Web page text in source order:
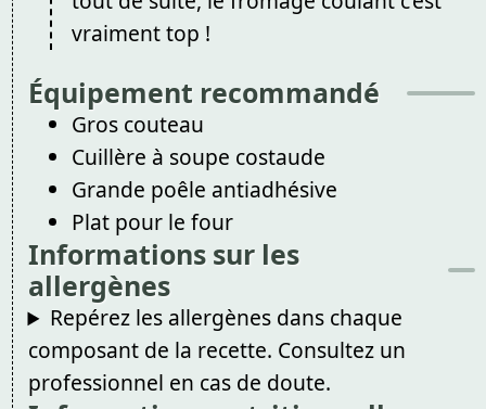
vraiment top !
Équipement recommandé
Gros couteau
Cuillère à soupe costaude
Grande poêle antiadhésive
Plat pour le four
Informations sur les
allergènes
Repérez les allergènes dans chaque
composant de la recette. Consultez un
professionnel en cas de doute.